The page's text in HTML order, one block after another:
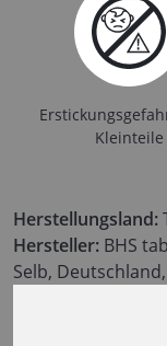
Kleinteile
Herstellungsland:
Hersteller: BHS
Selb,